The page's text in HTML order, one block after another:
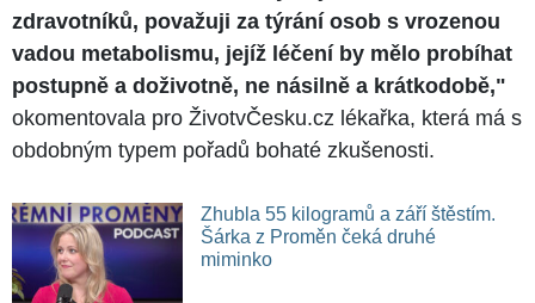
zdravotníků, považuji za týrání osob s vrozenou
vadou metabolismu, jejíž léčení by mělo probíhat
postupně a doživotně, ne násilně a krátkodobě,"
okomentovala pro ŽivotvČesku.cz lékařka, která má s
obdobným typem pořadů bohaté zkušenosti.
Zhubla 55 kilogramů a září štěstím.
Šárka z Proměn čeká druhé
miminko